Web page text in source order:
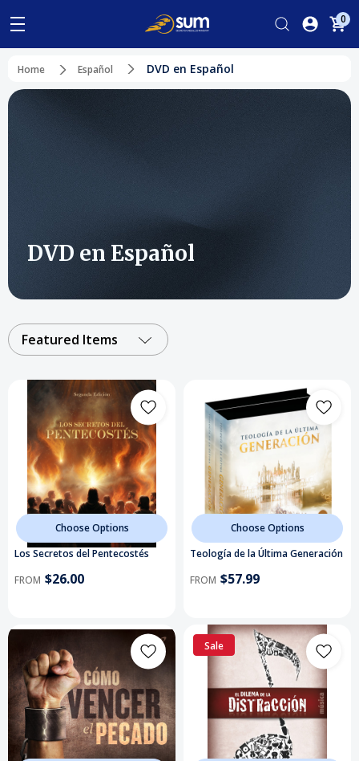
0
Home Español DVD en Español
DVD en Español
Featured Items
Choose Options
Los Secretos del Pentecostés
FROM $26.00
Choose Options
Teología de la Última Generación
FROM $57.99
Sale